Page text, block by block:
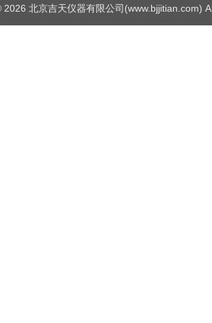
2026 北京吉天仪器有限公司